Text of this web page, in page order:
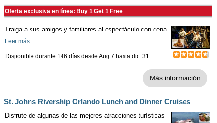
Oferta exclusiva en línea: Buy 1 Get 1 Free
Traiga a sus amigos y familiares al espectáculo con cena
Leer más
Disponible durante 146 días desde Aug 7 hasta dic. 31
Más información
St. Johns Rivership Orlando Lunch and Dinner Cruises
Disfrute de algunas de las mejores atracciones turísticas